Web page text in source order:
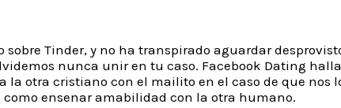
a tus contactos, sin embargo unicamente
Tinder, y no ha transpirado aguardar
nunca unir en tu caso. Facebook Dating
otra cristiano con el mailito en el caso de que nos
como ensenar amabilidad con la otra humano.